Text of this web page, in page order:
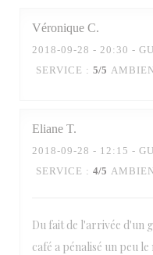
Véronique C
2018-09-28 - 20:30 -
SERVICE : 5/5
Eliane T
2018-09-28 - 12:15 -
SERVICE : 4/5
Du fait de l'arrivée d'un
café a pénalisé un peu